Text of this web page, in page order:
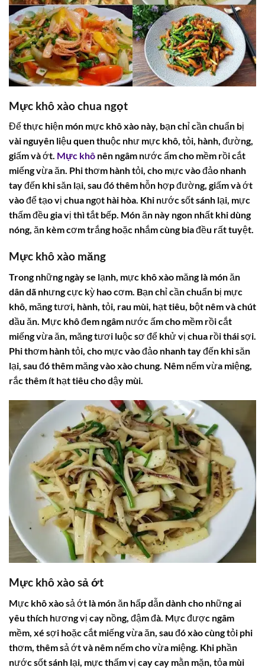
Mực khô xào chua ngọt
Để thực hiện món mực khô xào này, bạn chỉ cần chuẩn bị
vài nguyên liệu quen thuộc như mực khô, tỏi, hành, đường,
giấm và ớt. Mực khô nên ngâm nước ấm cho mềm rồi cắt
miếng vừa ăn. Phi thơm hành tỏi, cho mực vào đảo nhanh
tay đến khi săn lại, sau đó thêm hỗn hợp đường, giấm và ớt
vào để tạo vị chua ngọt hài hòa. Khi nước sốt sánh lại, mực
thấm đều gia vị thì tắt bếp. Món ăn này ngon nhất khi dùng
nóng, ăn kèm cơm trắng hoặc nhắm cùng bia đều rất tuyệt.
Mực khô xào măng
Trong những ngày se lạnh, mực khô xào măng là món ăn
dân dã nhưng cực kỳ hao cơm. Bạn chỉ cần chuẩn bị mực
khô, măng tươi, hành, tỏi, rau mùi, hạt tiêu, bột nêm và chút
dầu ăn. Mực khô đem ngâm nước ấm cho mềm rồi cắt
miếng vừa ăn, măng tươi luộc sơ để khử vị chua rồi thái sợi.
Phi thơm hành tỏi, cho mực vào đảo nhanh tay đến khi săn
lại, sau đó thêm măng vào xào chung. Nêm nếm vừa miệng,
rắc thêm ít hạt tiêu cho dậy mùi.
Mực khô xào sả ớt
Mực khô xào sả ớt là món ăn hấp dẫn dành cho những ai
yêu thích hương vị cay nồng, đậm đà. Mực được ngâm
mềm, xé sợi hoặc cắt miếng vừa ăn, sau đó xào cùng tỏi phi
thơm, thêm sả ớt và nêm nếm cho vừa miệng. Khi phần
nước sốt sánh lại, mực thấm vị cay cay mằn mặn, tỏa mùi